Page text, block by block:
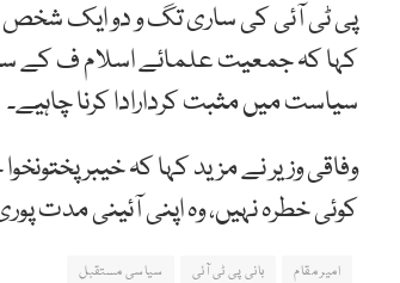
پی ٹی آئی کی ساری تگ و دو ایک شخص
کہا کہ جمعیت علمائے اسلام ف کے
سیاست میں مثبت کردارادا کرنا چاہیے۔
وفاقی وزیر نے مزید کہا کہ خیبر
کوئی خطرہ نہیں، وہ اپنی آئینی مدت
امیر مقام بانی پی ٹی آئی سیاسی مستقبل